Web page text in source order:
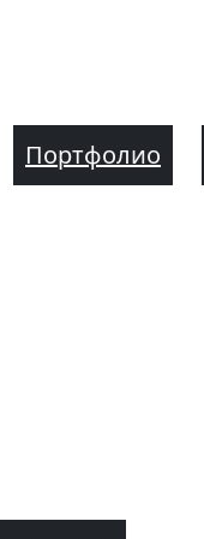
Портфолио